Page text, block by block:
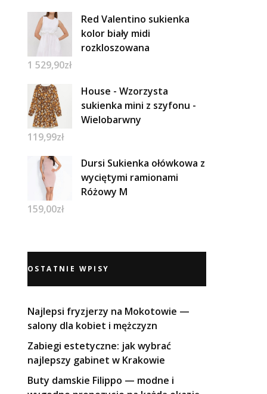
Red Valentino sukienka
kolor biały midi
rozkloszowana
1 529,90zł
House - Wzorzysta
sukienka mini z szyfonu -
Wielobarwny
119,99zł
Dursi Sukienka ołówkowa z
wyciętymi ramionami
Różowy M
159,00zł
OSTATNIE WPISY
Najlepsi fryzjerzy na Mokotowie —
salony dla kobiet i mężczyzn
Zabiegi estetyczne: jak wybrać
najlepszy gabinet w Krakowie
Buty damskie Filippo — modne i